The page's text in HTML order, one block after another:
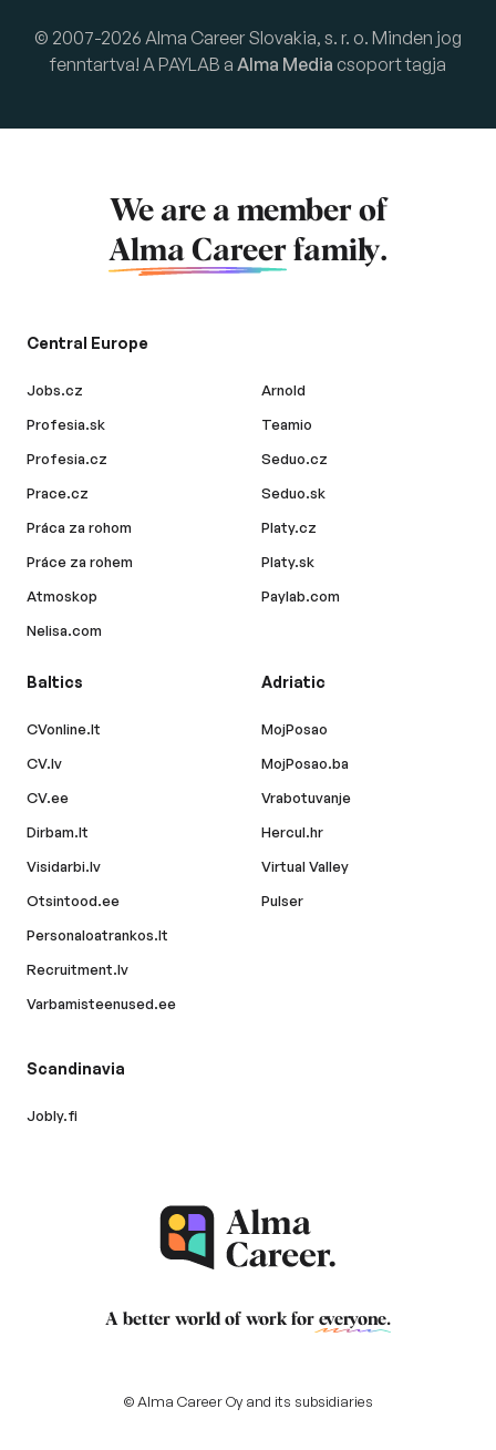
© 2007-2026 Alma Career Slovakia, s. r. o. Minden jog
fenntartva! A PAYLAB a Alma Media csoport tagja
We are a member of
Alma Career family.
Central Europe
Jobs.cz
Profesia.sk
Profesia.cz
Prace.cz
Práca za rohom
Práce za rohem
Atmoskop
Nelisa.com
Arnold
Teamio
Seduo.cz
Seduo.sk
Platy.cz
Platy.sk
Paylab.com
Baltics
CVonline.lt
CV.lv
CV.ee
Dirbam.lt
Visidarbi.lv
Otsintood.ee
Personaloatrankos.lt
Recruitment.lv
Varbamisteenused.ee
Adriatic
MojPosao
MojPosao.ba
Vrabotuvanje
Hercul.hr
Virtual Valley
Pulser
Scandinavia
Jobly.fi
A better world of work for everyone.
© Alma Career Oy and its subsidiaries